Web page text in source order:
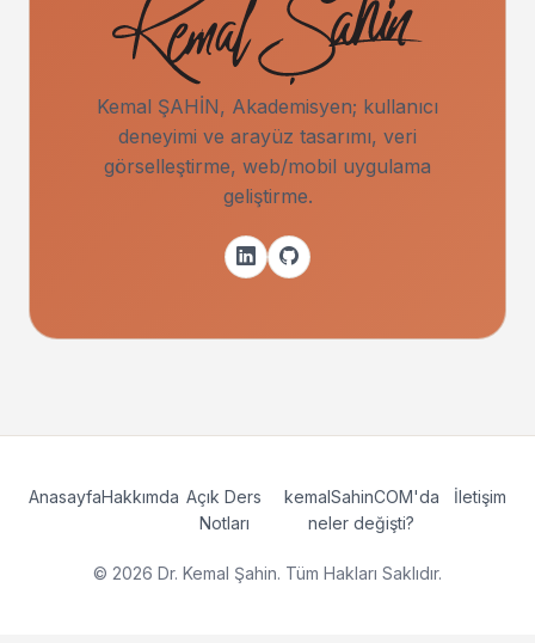
Kemal ŞAHİN, Akademisyen; kullanıcı
deneyimi ve arayüz tasarımı, veri
görselleştirme, web/mobil uygulama
geliştirme.
AnasayfaHakkımda Açık Ders
Notları
kemalSahinCOM'da
neler değişti?
İletişim
© 2026 Dr. Kemal Şahin. Tüm Hakları Saklıdır.